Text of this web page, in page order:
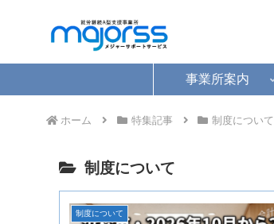
事業所案内
ホーム 特集記事 制度について
制度について
制度について